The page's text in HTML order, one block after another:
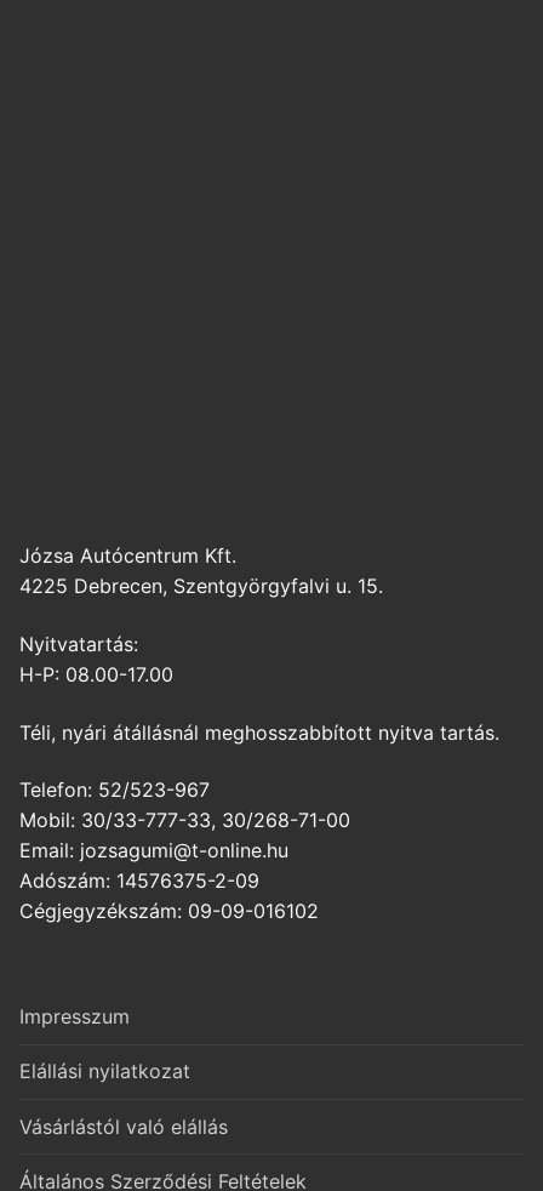
Józsa Autócentrum Kft.
4225 Debrecen, Szentgyörgyfalvi u. 15.
Nyitvatartás:
H-P: 08.00-17.00
Téli, nyári átállásnál meghosszabbított nyitva tartás.
Telefon: 52/523-967
Mobil: 30/33-777-33, 30/268-71-00
Email: jozsagumi@t-online.hu
Adószám: 14576375-2-09
Cégjegyzékszám: 09-09-016102
Impresszum
Elállási nyilatkozat
Vásárlástól való elállás
Általános Szerződési Feltételek